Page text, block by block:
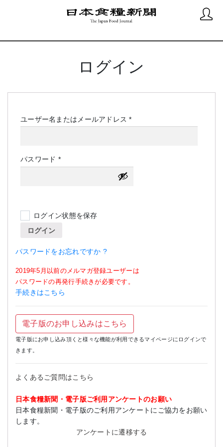
ログイン
ユーザー名またはメールアドレス*必
パスワード *必
須
ログイン状態を保存
ログイン
パスワードをお忘れですか ?
2019年5月以前のメルマガ登録ユーザーは
パスワードの再発行手続きが必要です。
手続きはこちら
電子版のお申し込みはこちら
電子版にお申し込み頂くと様々な機能が利用できるマイページにログインで
きます。
よくあるご質問はこちら
日本食糧新聞・電子版ご利用アンケートのお願い
日本食糧新聞・電子版のご利用アンケートにご協力をお願い
します。
アンケートに遷移する